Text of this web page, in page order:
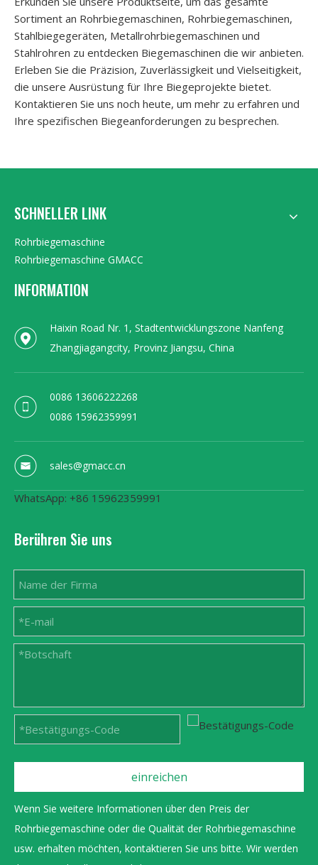
Sortiment an Rohrbiegemaschinen, Rohrbiegemaschinen,
Stahlbiegegeräten, Metallrohrbiegemaschinen und
Stahlrohren zu entdecken Biegemaschinen die wir anbieten.
Erleben Sie die Präzision, Zuverlässigkeit und Vielseitigkeit,
die unsere Ausrüstung für Ihre Biegeprojekte bietet.
Kontaktieren Sie uns noch heute, um mehr zu erfahren und
Ihre spezifischen Biegeanforderungen zu besprechen.
SCHNELLER LINK
Rohrbiegemaschine
Rohrbiegemaschine GMACC
INFORMATION
Haixin Road Nr. 1, Stadtentwicklungszone Nanfeng
Zhangjiagangcity, Provinz Jiangsu, China
0086 13606222268
0086 15962359991
sales@gmacc.cn
WhatsApp: +86 15962359991
Berühren Sie uns
einreichen
Wenn Sie weitere Informationen über den Preis der
Rohrbiegemaschine oder die Qualität der Rohrbiegemaschine
usw. erhalten möchten, kontaktieren Sie uns bitte. Wir werden